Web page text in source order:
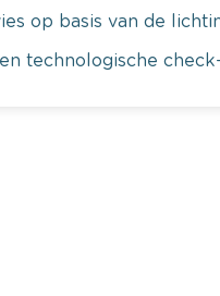
op basis van de
technologische